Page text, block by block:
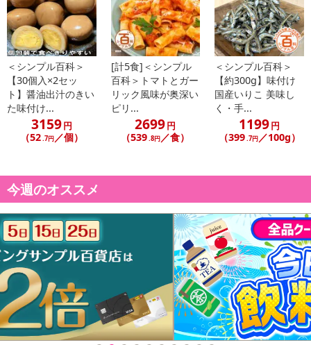
こちらの情報は2026-07-09 14:08:36.0での情報となります。
＜シンプル百科＞
【30個入×2セッ
ト】醤油出汁のきい
た味付け...
3159円
（52.7円／個）
[計5食]＜シンプル
百科＞トマトとガー
リック風味が奥深い
ピリ...
2699円
（539.8円 ／食）
＜シンプル百科＞
【約300g】味付け
国産いりこ 美味し
く・手...
1199円
（399.7円／100g）
今週のオススメ